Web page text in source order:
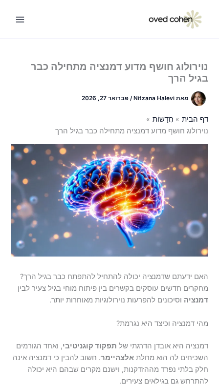
נוירולוג חושף מדוע דמנציה מתחילה כבר
בגיל הרך
מאתNitzana Halevi
/פברואר 27, 2026
דף הבית
חֲדָשׁוֹת
נוירולוג חושף מדוע דמנציה מתחילה כבר בגיל הרך
האם ידעתם שדמנציה יכולה להתחיל להתפתח כבר בגיל הרך?
מחקרים חדשים עוסקים בקשרים בין פיתוח מוחי בגיל צעיר לבין
דמנציה וסיכונים להפרעות נוירולוגיות מאוחרות יותר.
מהי דמנציה וכיצד היא נגרמת?
דמנציה היא אובדן הדרגתי של תפקוד קוגניטיבי, ואחד הגורמים
השכיחים לה הוא מחלתאלצהיימר. חשוב להבין כי דמנציה אינה
חלק בלתי נפרד מההזדקנות, וישנם מקרים שבהם היא יכולה
להתרחש גם בגילאים צעירים.